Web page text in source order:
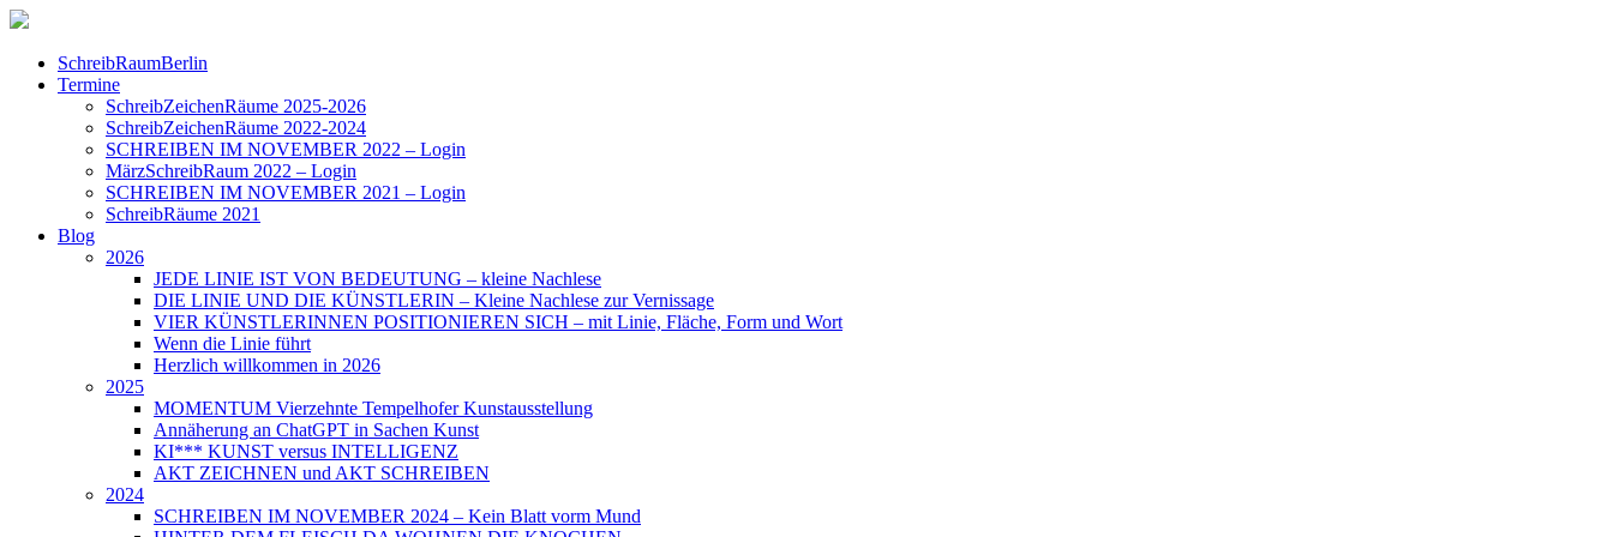
SchreibRaumBerlin
Termine
SchreibZeichenRäume 2025-2026
SchreibZeichenRäume 2022-2024
SCHREIBEN IM NOVEMBER 2022 – Login
MärzSchreibRaum 2022 – Login
SCHREIBEN IM NOVEMBER 2021 – Login
SchreibRäume 2021
Blog
2026
JEDE LINIE IST VON BEDEUTUNG – kleine Nachlese
DIE LINIE UND DIE KÜNSTLERIN – Kleine Nachlese zur Vernissage
VIER KÜNSTLERINNEN POSITIONIEREN SICH – mit Linie, Fläche, Form und Wort
Wenn die Linie führt
Herzlich willkommen in 2026
2025
MOMENTUM Vierzehnte Tempelhofer Kunstausstellung
Annäherung an ChatGPT in Sachen Kunst
KI*** KUNST versus INTELLIGENZ
AKT ZEICHNEN und AKT SCHREIBEN
2024
SCHREIBEN IM NOVEMBER 2024 – Kein Blatt vorm Mund